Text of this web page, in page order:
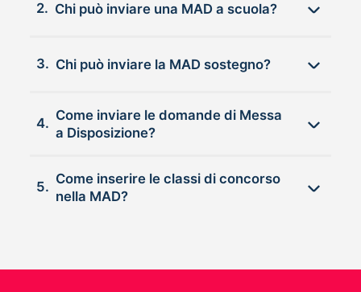
2. Chi può inviare una MAD a scuola?
3. Chi può inviare la MAD sostegno?
4.
Come inviare le domande di Messa
a Disposizione?
5.
Come inserire le classi di concorso
nella MAD?